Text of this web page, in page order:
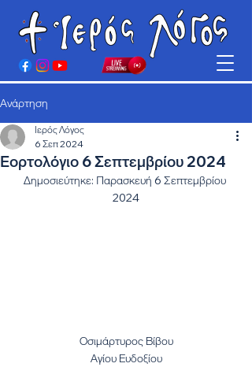
Ανάρτηση
Εορτολόγιο 6 Σεπτεμβρίου 2024
Ιερός Λόγος
6 Σεπ 2024
Δημοσιεύτηκε: Παρασκευή 6 Σεπτεμβρίου
2024
Οσιμάρτυρος Βίβου
Αγίου Ευδοξίου